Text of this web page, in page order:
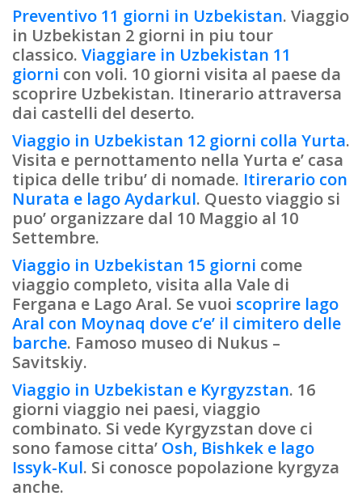
Preventivo 11 giorni in Uzbekistan. Viaggio
in Uzbekistan 2 giorni in piu tour
classico. Viaggiare in Uzbekistan 11
giorni con voli. 10 giorni visita al paese da
scoprire Uzbekistan. Itinerario attraversa
dai castelli del deserto.
Viaggio in Uzbekistan 12 giorni colla Yurta.
Visita e pernottamento nella Yurta e’ casa
tipica delle tribu’ di nomade. Itirerario con
Nurata e lago Aydarkul. Questo viaggio si
puo’ organizzare dal 10 Maggio al 10
Settembre.
Viaggio in Uzbekistan 15 giorni come
viaggio completo, visita alla Vale di
Fergana e Lago Aral. Se vuoi scoprire lago
Aral con Moynaq dove c’e’ il cimitero delle
barche. Famoso museo di Nukus –
Savitskiy.
Viaggio in Uzbekistan e Kyrgyzstan. 16
giorni viaggio nei paesi, viaggio
combinato. Si vede Kyrgyzstan dove ci
sono famose citta’ Osh, Bishkek e lago
Issyk-Kul. Si conosce popolazione kyrgyza
anche.